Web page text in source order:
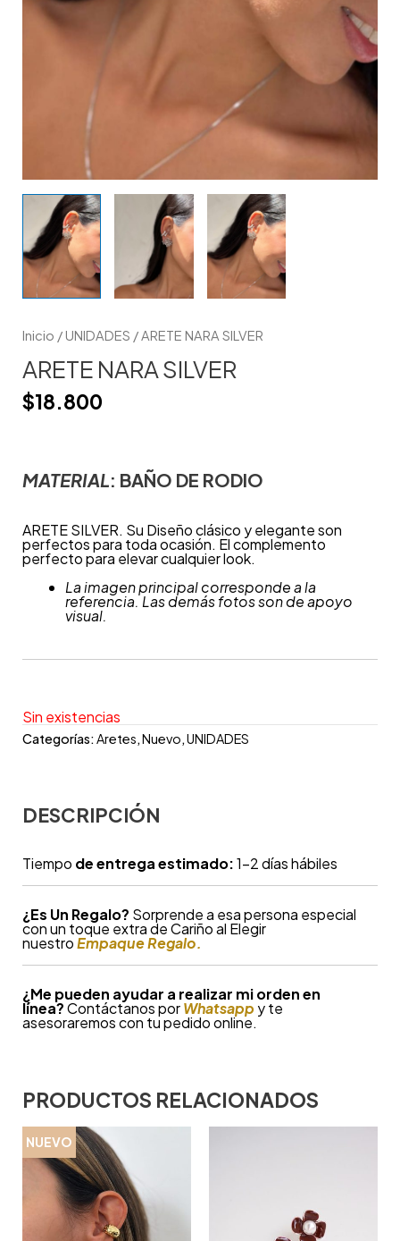
Inicio /UNIDADES / ARETE NARA SILVER
ARETE NARA SILVER
$18.800
MATERIAL: BAÑO DE RODIO
ARETE SILVER. Su Diseño clásico y elegante son
perfectos para toda ocasión. El complemento
perfecto para elevar cualquier look.
La imagen principal corresponde a la
referencia. Las demás fotos son de apoyo
visual.
Sin existencias
Categorías:Aretes,Nuevo,UNIDADES
DESCRIPCIÓN
Tiempo de entrega estimado:1-2 días hábiles
¿Es Un Regalo? Sorprende a esa persona especial
con un toque extra de Cariño al Elegir
nuestroEmpaque Regalo.
¿Me pueden ayudar a realizar mi orden en
línea?Contáctanos por Whatsapp y te
asesoraremos con tu pedido online.
PRODUCTOS RELACIONADOS
NUEVO